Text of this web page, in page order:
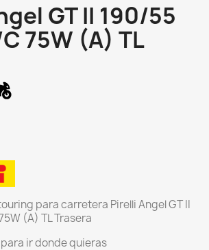
GT II 190/55
75W (A) TL
para carretera Pirelli Angel GT II
(A) TL Trasera
ir donde quieras